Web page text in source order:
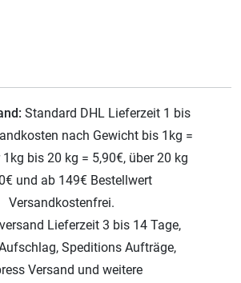
Standard DHL Lieferzeit 1 bis
nach Gewicht bis 1kg =
1kg bis 20 kg = 5,90€, über 20 kg
und ab 149€ Bestellwert
Versandkostenfrei.
Lieferzeit 3 bis 14 Tage,
Speditions Aufträge,
Versand und weitere